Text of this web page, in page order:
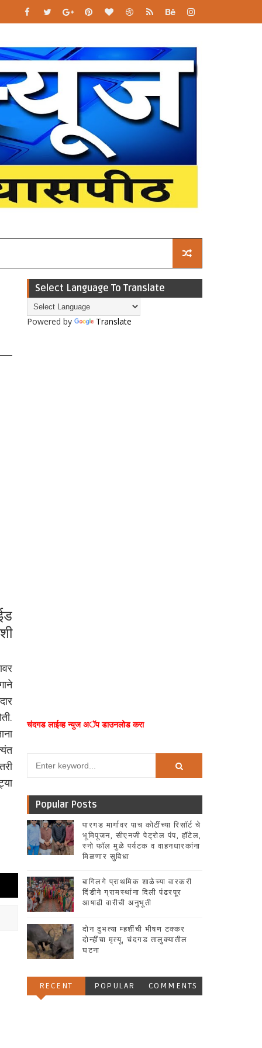
Select Language To Translate
Powered by Translate
चंदगड लाईव्ह न्युज अॅप डाउनलोड करा
Popular Posts
पारगड मार्गावर पाच कोटींच्या रिसॉर्ट चे
भूमिपूजन, सीएनजी पेट्रोल पंप, हॉटेल,
स्नो फॉल मुळे पर्यटक व वाहनधारकांना
मिळणार सुविधा
बागिलगे प्राथमिक शाळेच्या वारकरी
दिंडीने ग्रामस्थांना दिली पंढरपूर
आषाढी वारीची अनुभूती
दोन दुभत्या म्हशींची भीषण टक्कर
दोन्हींचा मृत्यू, चंदगड तालुक्यातील
घटना
RECENT POPULAR COMMENTS